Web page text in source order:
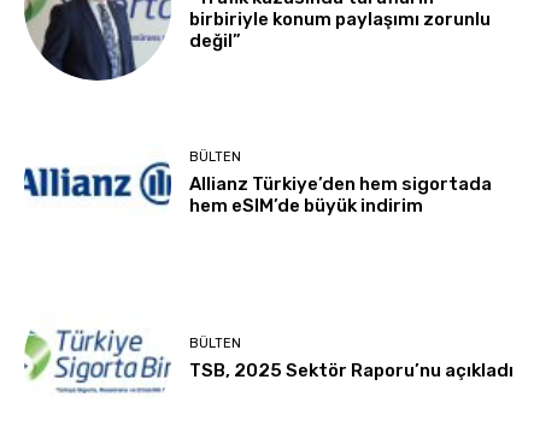
birbiriyle konum paylaşımı zorunlu
değil”
BÜLTEN
Allianz Türkiye’den hem sigortada
hem eSIM’de büyük indirim
BÜLTEN
TSB, 2025 Sektör Raporu’nu açıkladı